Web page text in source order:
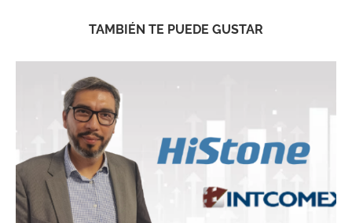
TAMBIÉN TE PUEDE GUSTAR